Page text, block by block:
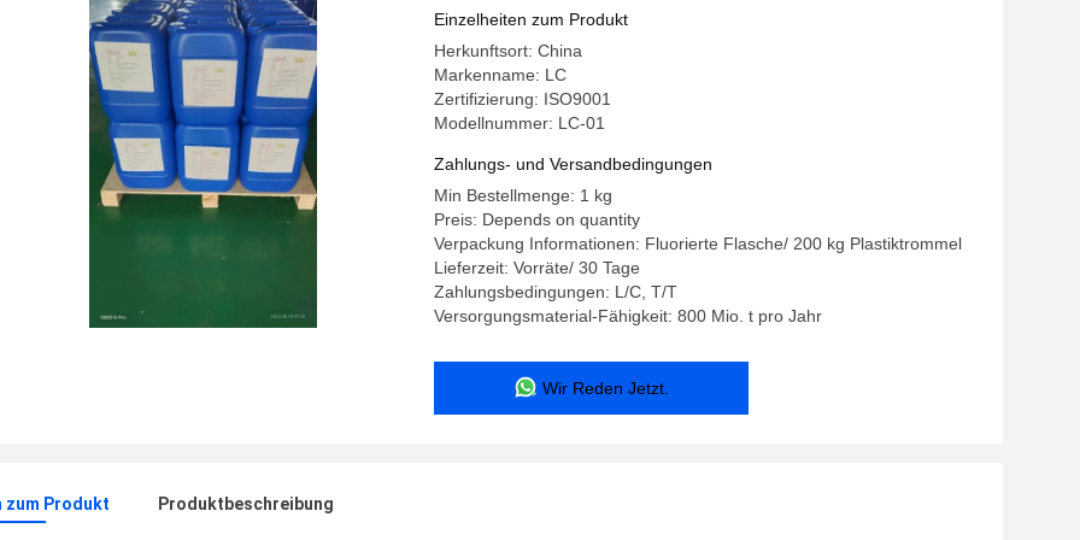
Einzelheiten zum Produkt
Herkunftsort: China
Markenname: LC
Zertifizierung: ISO9001
Modellnummer: LC-01
Zahlungs- und Versandbedingungen
Min Bestellmenge: 1 kg
Preis: Depends on quantity
Verpackung Informationen: Fluorierte Flasche/ 200 kg Plastiktrommel
Lieferzeit: Vorräte/ 30 Tage
Zahlungsbedingungen: L/C, T/T
Versorgungsmaterial-Fähigkeit: 800 Mio. t pro Jahr
Wir Reden Jetzt.
zum Produkt Produktbeschreibung